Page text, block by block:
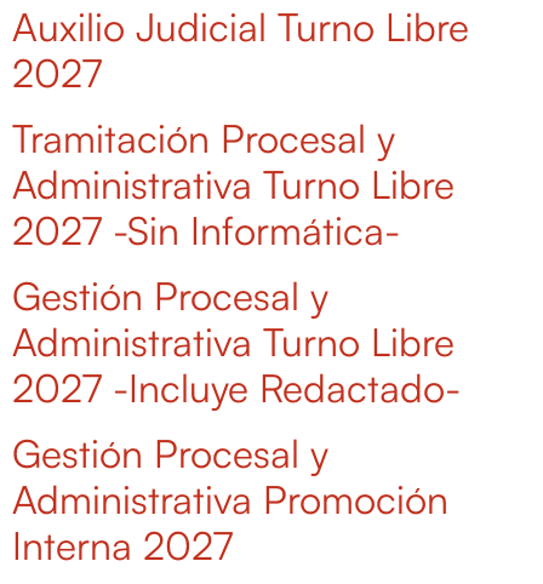
Auxilio Judicial Turno Libre
2027
Tramitación Procesal y
Administrativa Turno Libre
2027 -Sin Informática-
Gestión Procesal y
Administrativa Turno Libre
2027 -Incluye Redactado-
Gestión Procesal y
Administrativa Promoción
Interna 2027